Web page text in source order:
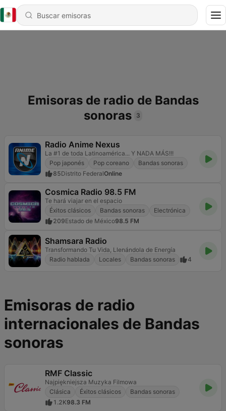
Emisoras de radio de Bandas
sonoras
3
Radio Anime Nexus
La #1 de toda Latinoamérica... Y NADA MÁS!!!
Pop japonés
Pop coreano
Bandas sonoras
85Distrito FederalOnline
Cosmica Radio 98.5 FM
Te hará viajar en el espacio
Éxitos clásicos
Bandas sonoras
Electrónica
209Estado de México98.5 FM
Shamsara Radio
Transformando Tu Vida, Llenándola de Energía
Radio hablada
Locales Bandas sonoras 4
Emisoras de radio
internacionales de Bandas
sonoras
RMF Classic
Najpiękniejsza Muzyka Filmowa
Clásica
Éxitos clásicos
Bandas sonoras
1.2K98.3 FM